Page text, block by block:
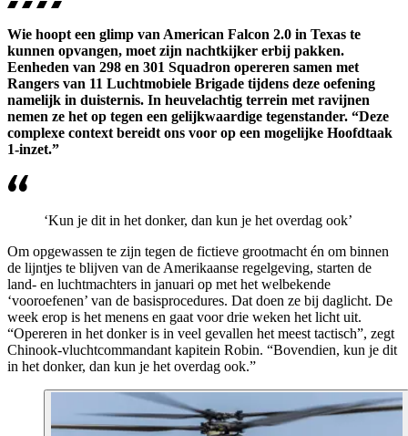
Wie hoopt een glimp van American Falcon 2.0 in Texas te
kunnen opvangen, moet zijn nachtkijker erbij pakken.
Eenheden van 298 en 301 Squadron opereren samen met
Rangers van 11 Luchtmobiele Brigade tijdens deze oefening
namelijk in duisternis. In heuvelachtig terrein met ravijnen
nemen ze het op tegen een gelijkwaardige tegenstander. “Deze
complexe context bereidt ons voor op een mogelijke Hoofdtaak
1-inzet.”
‘Kun je dit in het donker, dan kun je het overdag ook’
Om opgewassen te zijn tegen de fictieve grootmacht én om binnen
de lijntjes te blijven van de Amerikaanse regelgeving, starten de
land- en luchtmachters in januari op met het welbekende
‘vooroefenen’ van de basisprocedures. Dat doen ze bij daglicht. De
week erop is het menens en gaat voor drie weken het licht uit.
“Opereren in het donker is in veel gevallen het meest tactisch”, zegt
Chinook-vluchtcommandant kapitein Robin. “Bovendien, kun je dit
in het donker, dan kun je het overdag ook.”